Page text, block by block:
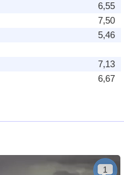
6,55
7,50
5,46
7,13
6,67
1